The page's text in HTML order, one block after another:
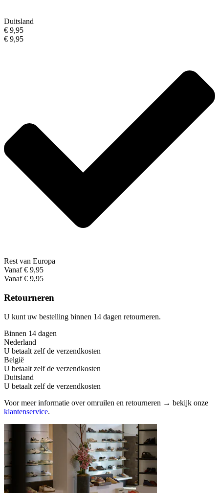
Duitsland
€ 9,95
€ 9,95
Rest van Europa
Vanaf € 9,95
Vanaf € 9,95
Retourneren
U kunt uw bestelling binnen 14 dagen retourneren.
Binnen 14 dagen
Nederland
U betaalt zelf de verzendkosten
België
U betaalt zelf de verzendkosten
Duitsland
U betaalt zelf de verzendkosten
Voor meer informatie over omruilen en retourneren → bekijk onze
klantenservice.